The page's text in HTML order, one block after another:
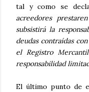
tal y como se
acreedores
subsistirá la
deudas contraídas
el Registro
responsabilidad
El último punto de